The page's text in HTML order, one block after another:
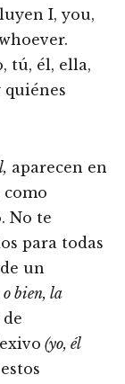
I, you,
tú, él, ella,
quiénes
aparecen en
como
No te
para todas
un
o bien, la
(yo, él